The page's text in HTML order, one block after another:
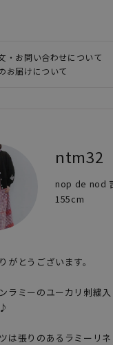
・お問い合わせについて
お届けについて
ntm32
nop de nod
155cm
がとうございます。
ラミーのユーカリ刺繍
は張りのあるラミーリ